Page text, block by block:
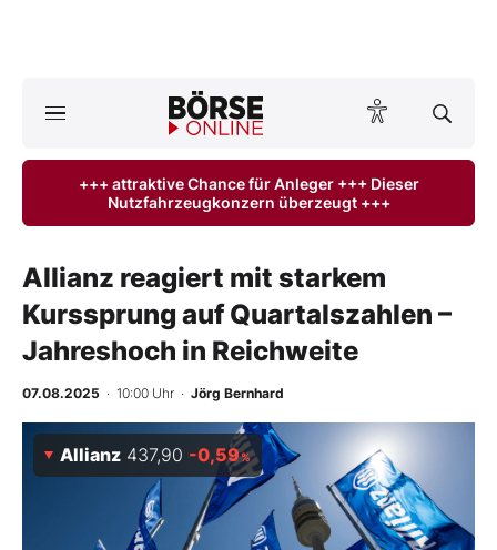
ktuelle Ausgabe BÖRSE ONLINE lesen
Anlageprodukte
Finanz-Check
BO-Musterdepots
Experten
Mein B:O
+++ attraktive Chance für Anleger +++ Dieser
Nutzfahrzeugkonzern überzeugt +++
Allianz reagiert mit starkem
Kurssprung auf Quartalszahlen –
Jahreshoch in Reichweite
07.08.2025 · 10:00 Uhr · Jörg Bernhard
Allianz 437,90 -0,59%